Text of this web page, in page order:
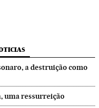
a destruição como
uma ressurreição